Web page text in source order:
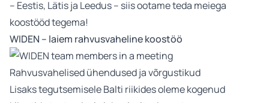
– Eestis, Lätis ja Leedus – siis ootame teda meiega
koostööd tegema!
WIDEN – laiem rahvusvaheline koostöö
Rahvusvahelised ühendused ja võrgustikud
Lisaks tegutsemisele Balti riikides oleme kogenud